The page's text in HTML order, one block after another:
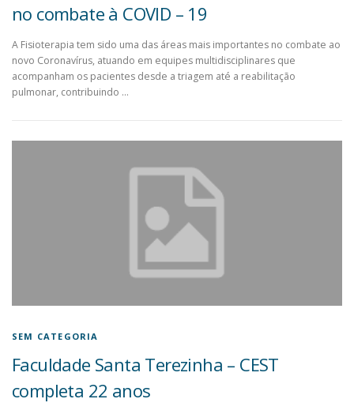
no combate à COVID – 19
A Fisioterapia tem sido uma das áreas mais importantes no combate ao
novo Coronavírus, atuando em equipes multidisciplinares que
acompanham os pacientes desde a triagem até a reabilitação
pulmonar, contribuindo …
SEM CATEGORIA
Faculdade Santa Terezinha – CEST
completa 22 anos